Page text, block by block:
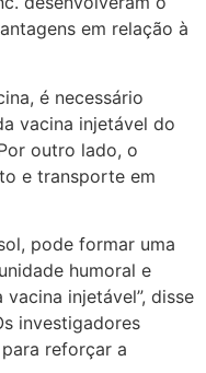
em relação à
é necessário
vacina injetável do
outro lado, o
e transporte em
pode formar uma
humoral e
injetável”, disse
investigadores
reforçar a